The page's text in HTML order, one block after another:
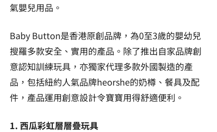
氣嬰兒用品。
Baby Button是香港原創品牌，為0至3歲的嬰幼兒
搜羅多款安全、實用的產品。除了推出自家品牌創
意認知訓練玩具，亦獨家代理多款外國製造的產
品，包括紐約人氣品牌heorshe的奶樽、餐具及配
件，產品運用創意設計令寶寶用得舒適便利。
1. 西瓜彩虹層層疊玩具